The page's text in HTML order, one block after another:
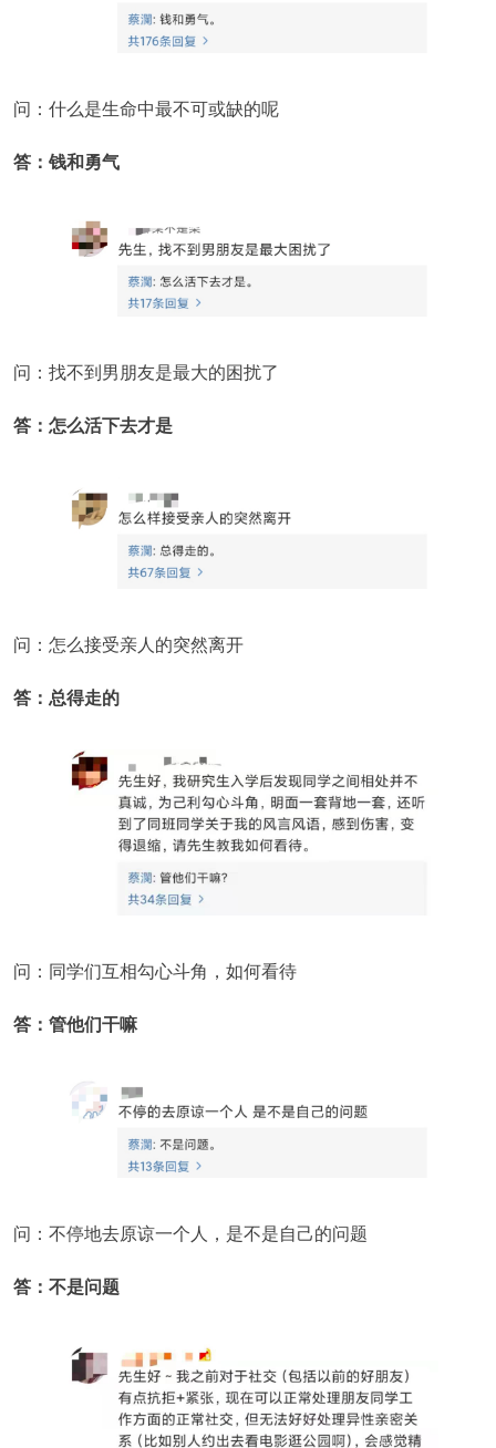
问：什么是生命中最不可或缺的呢
答：钱和勇气
问：找不到男朋友是最大的困扰了
答：怎么活下去才是
问：怎么接受亲人的突然离开
答：总得走的
问：同学们互相勾心斗角，如何看待
答：管他们干嘛
问：不停地去原谅一个人，是不是自己的问题
答：不是问题